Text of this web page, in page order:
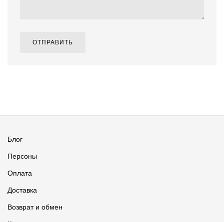
ОТПРАВИТЬ
Блог
Персоны
Оплата
Доставка
Возврат и обмен